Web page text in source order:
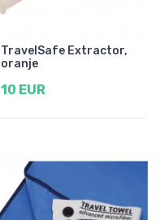
TravelSafe Extractor,
oranje
10 EUR